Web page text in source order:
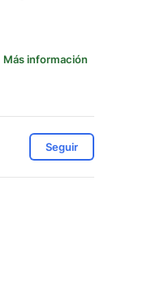
Más información
Seguir